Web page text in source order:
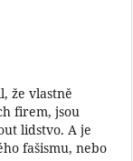
že vlastně
firem, jsou
lidstvo. A je
fašismu, nebo